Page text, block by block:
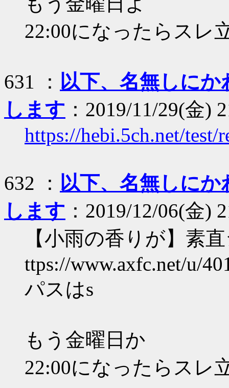
22:00になったらスレ
631 ： 以下、名無しに
します ：2019/11/29(金)
https://hebi.5ch.net/test/
632 ： 以下、名無しに
します ：2019/12/06(金)
【小雨の香りが】素
ttps://www.axfc.net/u/
パスはs
もう金曜日か
22:00になったらスレ